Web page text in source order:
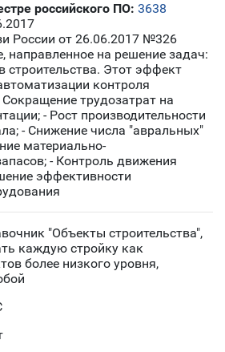
российского ПО: 3638
России от 26.06.2017 №326
направленное на решение задач:
строительства. Этот эффект
контроля
трудозатрат на
- Рост производительности
- Снижение числа "авральных"
материально-
- Контроль движения
эффективности
"Объекты строительства",
каждую стройку как
более низкого уровня,